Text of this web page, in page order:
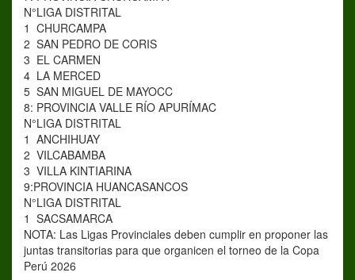
N°LIGA DISTRITAL
1 CHURCAMPA
2 SAN PEDRO DE CORIS
3 EL CARMEN
4 LA MERCED
5 SAN MIGUEL DE MAYOCC
8: PROVINCIA VALLE RÍO APURÍMAC
N°LIGA DISTRITAL
1 ANCHIHUAY
2 VILCABAMBA
3 VILLA KINTIARINA
9:PROVINCIA HUANCASANCOS
N°LIGA DISTRITAL
1 SACSAMARCA
NOTA: Las Ligas Provinciales deben cumplir en proponer las
juntas transitorias para que organicen el torneo de la Copa
Perú 2026